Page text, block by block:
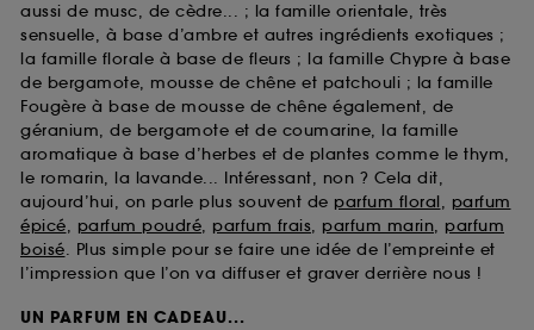
aussi de musc, de cèdre... ; la famille orientale, très
sensuelle, à base d’ambre et autres ingrédients exotiques ;
la famille florale à base de fleurs ; la famille Chypre à base
de bergamote, mousse de chêne et patchouli ; la famille
Fougère à base de mousse de chêne également, de
géranium, de bergamote et de coumarine, la famille
aromatique à base d’herbes et de plantes comme le thym,
le romarin, la lavande... Intéressant, non ? Cela dit,
aujourd’hui, on parle plus souvent de parfum floral, parfum
épicé, parfum poudré, parfum frais, parfum marin, parfum
boisé. Plus simple pour se faire une idée de l’empreinte et
l’impression que l’on va diffuser et graver derrière nous !
UN PARFUM EN CADEAU...